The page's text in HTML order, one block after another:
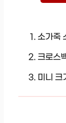
소가죽
크로스
미니 크